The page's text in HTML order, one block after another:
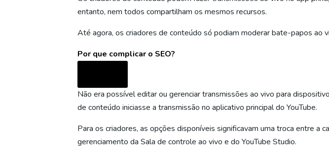
entanto, nem todos compartilham os mesmos recursos.
Até agora, os criadores de conteúdo só podiam moderar bate-papos ao
Por que complicar o SEO?
Não era possível editar ou gerenciar transmissões ao vivo para
de conteúdo iniciasse a transmissão no aplicativo principal do YouTube.
Para os criadores, as opções disponíveis significavam uma troca entre
gerenciamento da Sala de controle ao vivo e do YouTube Studio.